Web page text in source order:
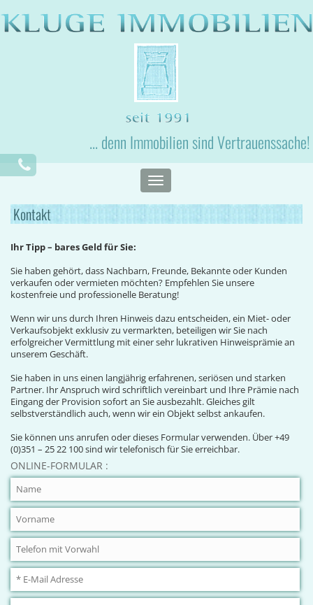
... denn Immobilien sind Vertrauenssache!
Toggle
navigation
Kontakt
Ihr Tipp – bares Geld für Sie:
Sie haben gehört, dass Nachbarn, Freunde, Bekannte oder Kunden
verkaufen oder vermieten möchten? Empfehlen Sie unsere
kostenfreie und professionelle Beratung!
Wenn wir uns durch Ihren Hinweis dazu entscheiden, ein Miet- oder
Verkaufsobjekt exklusiv zu vermarkten, beteiligen wir Sie nach
erfolgreicher Vermittlung mit einer sehr lukrativen Hinweisprämie an
unserem Geschäft.
Sie haben in uns einen langjährig erfahrenen, seriösen und starken
Partner. Ihr Anspruch wird schriftlich vereinbart und Ihre Prämie nach
Eingang der Provision sofort an Sie ausbezahlt. Gleiches gilt
selbstverständlich auch, wenn wir ein Objekt selbst ankaufen.
Sie können uns anrufen oder dieses Formular verwenden. Über +49
(0)351 – 25 22 100 sind wir telefonisch für Sie erreichbar.
ONLINE-FORMULAR :